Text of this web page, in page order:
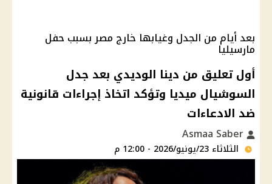
بعد أيام من الجدل وغيابها خارج مصر بسبب حفل
مارسيليا
أول تعليق من دينا الوديدي بعد جدل
السوشيال ميديا وتؤكد اتخاذ إجراءات قانونية
ضد الادعاءات
الثلاثاء 23/يونيو/2026 - 12:00 م